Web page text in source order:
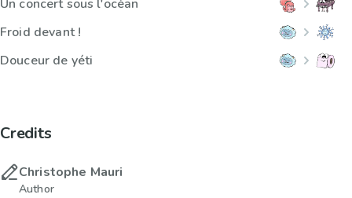
Un concert sous l'océan
Froid devant !
Douceur de yéti
Credits
Christophe Mauri
Author